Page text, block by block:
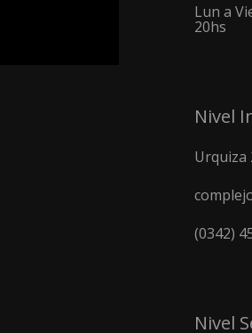
Lun a
20hs
Nivel
Urquiza
(0342)
Nivel